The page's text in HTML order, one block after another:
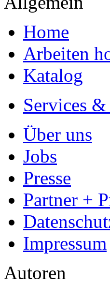
Home
Arbeiten
Katalog
Services
Über uns
Jobs
Presse
Partner +
Impressum
Autoren